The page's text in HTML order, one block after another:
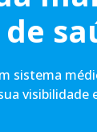
sistema
visibilidade